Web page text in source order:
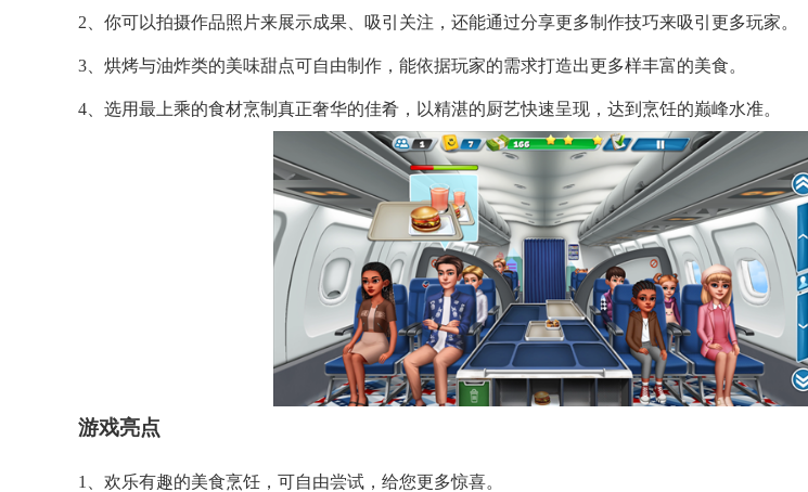
2、你可以拍摄作品照片来展示成果、吸引关注，还能通过分享更多制作技巧来吸引更多玩家。
3、烘烤与油炸类的美味甜点可自由制作，能依据玩家的需求打造出更多样丰富的美食。
4、选用最上乘的食材烹制真正奢华的佳肴，以精湛的厨艺快速呈现，达到烹饪的巅峰水准。
游戏亮点
1、欢乐有趣的美食烹饪，可自由尝试，给您更多惊喜。